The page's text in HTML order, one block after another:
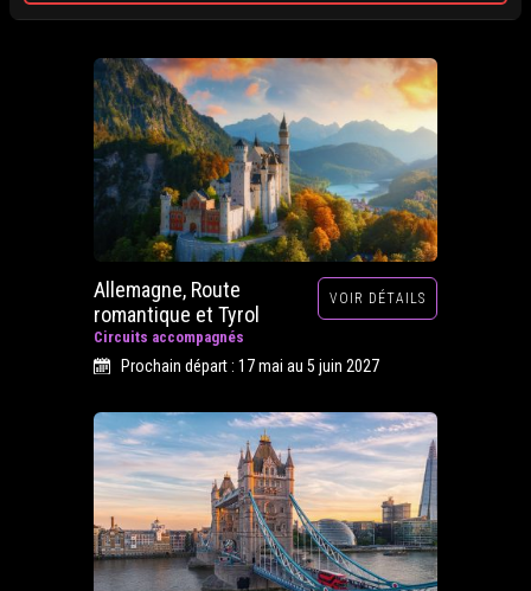
2026
Allemagne, Route
romantique et Tyrol
Circuits accompagnés
VOIR DÉTAILS
Prochain départ : 17 mai au 5 juin 2027